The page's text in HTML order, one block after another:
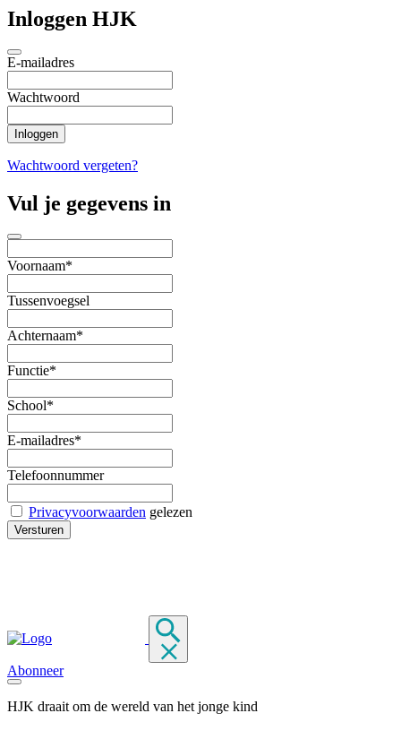
Inloggen HJK
E-mailadres
Wachtwoord
Wachtwoord vergeten?
Vul je gegevens in
Voornaam*
Tussenvoegsel
Achternaam*
Functie*
School*
E-mailadres*
Telefoonnummer
Privacyvoorwaarden gelezen
Abonneer
HJK draait om de wereld van het jonge kind